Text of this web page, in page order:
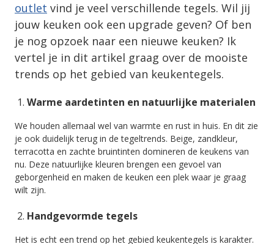
outlet vind je veel verschillende tegels. Wil jij
jouw keuken ook een upgrade geven? Of ben
je nog opzoek naar een nieuwe keuken? Ik
vertel je in dit artikel graag over de mooiste
trends op het gebied van keukentegels.
Warme aardetinten en natuurlijke materialen
We houden allemaal wel van warmte en rust in huis. En dit zie
je ook duidelijk terug in de tegeltrends. Beige, zandkleur,
terracotta en zachte bruintinten domineren de keukens van
nu. Deze natuurlijke kleuren brengen een gevoel van
geborgenheid en maken de keuken een plek waar je graag
wilt zijn.
Handgevormde tegels
Het is echt een trend op het gebied keukentegels is karakter.